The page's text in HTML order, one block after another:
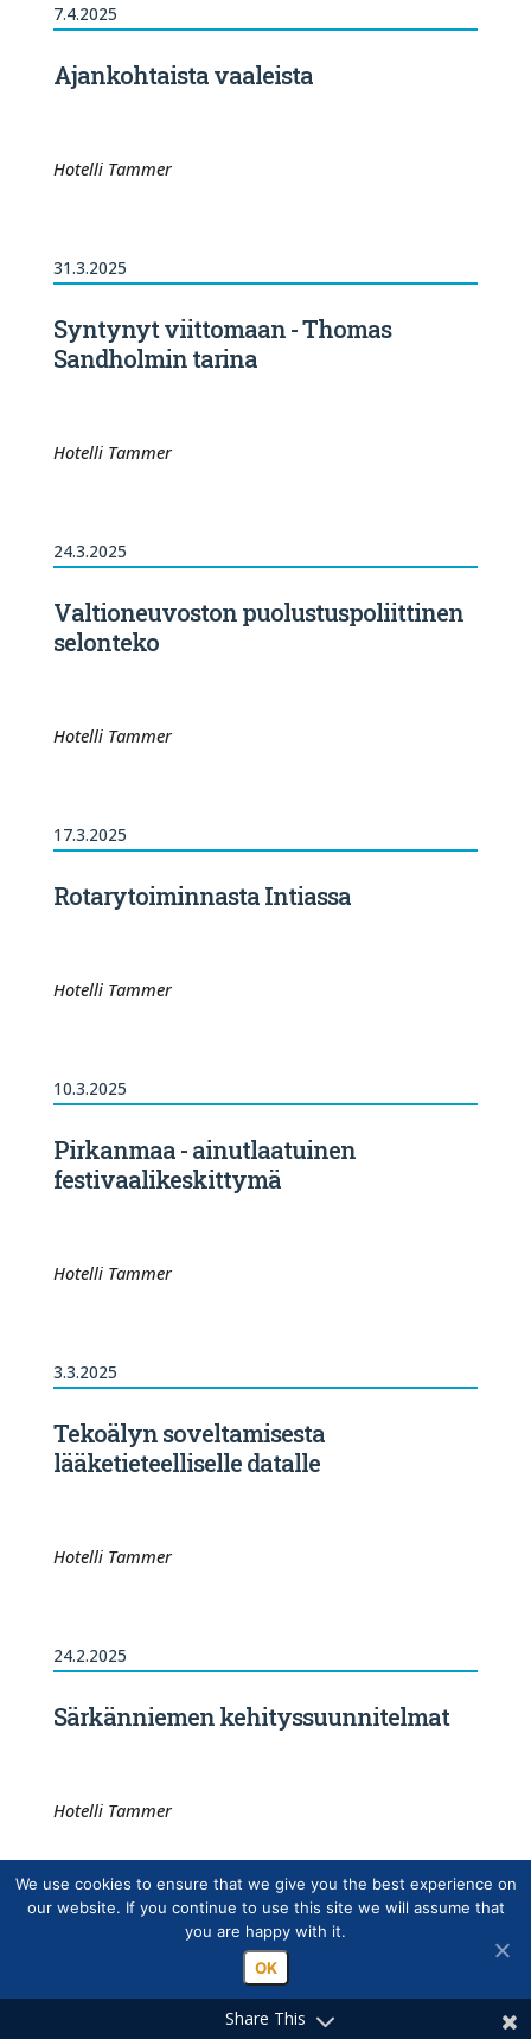
7.4.2025
Ajankohtaista vaaleista
Hotelli Tammer
31.3.2025
Syntynyt viittomaan - Thomas
Sandholmin tarina
Hotelli Tammer
24.3.2025
Valtioneuvoston puolustuspoliittinen
selonteko
Hotelli Tammer
17.3.2025
Rotarytoiminnasta Intiassa
Hotelli Tammer
10.3.2025
Pirkanmaa - ainutlaatuinen
festivaalikeskittymä
Hotelli Tammer
3.3.2025
Tekoälyn soveltamisesta
lääketieteelliselle datalle
Hotelli Tammer
24.2.2025
Särkänniemen kehityssuunnitelmat
Hotelli Tammer
17.2.2025
Tampereen Teatterin peruskorjaus ja
laajennus
Share This
We use cookies to ensure that we give you the best experience on
our website. If you continue to use this site we will assume that
you are happy with it.
OK